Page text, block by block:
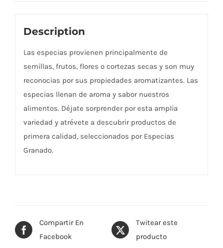
Description
Las especias provienen principalmente de
semillas, frutos, flores o cortezas secas y son muy
reconocias por sus propiedades aromatizantes. Las
especias llenan de aroma y sabor nuestros
alimentos. Déjate sorprender por esta amplia
variedad y atrévete a descubrir productos de
primera calidad, seleccionados por Especias
Granado.
Compartir En
Facebook
Twitear este
producto